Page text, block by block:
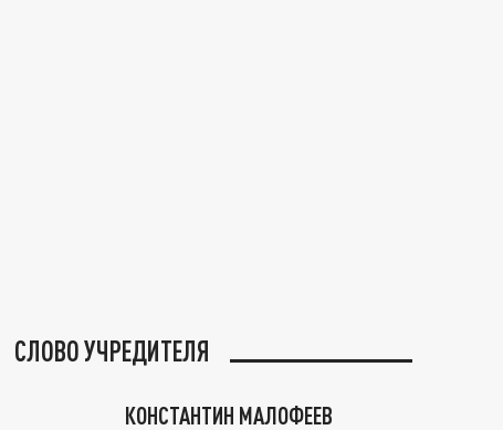
СЛОВО УЧРЕДИТЕЛЯ
КОНСТАНТИН МАЛОФЕЕВ